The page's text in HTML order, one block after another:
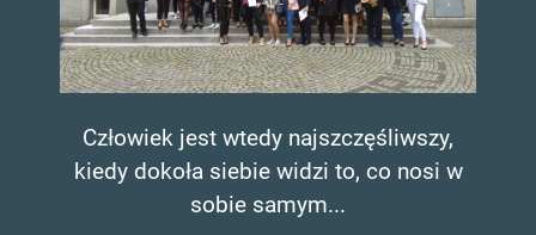
Człowiek jest wtedy najszczęśliwszy,
kiedy dokoła siebie widzi to, co nosi w
sobie samym...